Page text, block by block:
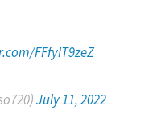
FFfyIT9zeZ
July 11, 2022